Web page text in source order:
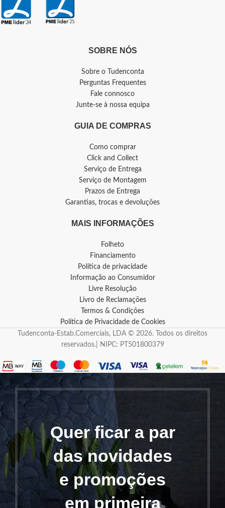
SOBRE NÓS
Sobre o Tudenconta
Perguntas Frequentes
Fale connosco
Junte-se à nossa equipa
GUIA DE COMPRAS
Como comprar
Click and Collect
Serviço de Entrega
Serviço de Montagem
Prazos de Entrega
Garantias, trocas e devoluções
MAIS INFORMAÇÕES
Folheto
Financiamento
Política de privacidade
Informação ao Consumidor
Livre Resolução
Livro de Reclamações
Termos & Condições
Política de Privacidade de Cookies
Tudenconta-Estab.Comerciais, LDA © 2026. Todos os direitos
reservados.| NIPC: PT501800379
Quer ficar a par
das novidades
e promoções
em primeira